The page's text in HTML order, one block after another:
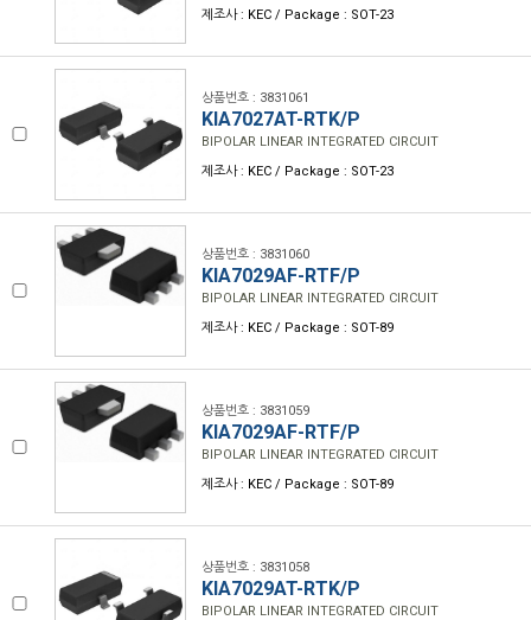
제조사 : KEC / Package : SOT-23
상품번호 : 3831061
KIA7027AT-RTK/P
BIPOLAR LINEAR INTEGRATED CIRCUIT
제조사 : KEC / Package : SOT-23
상품번호 : 3831060
KIA7029AF-RTF/P
BIPOLAR LINEAR INTEGRATED CIRCUIT
제조사 : KEC / Package : SOT-89
상품번호 : 3831059
KIA7029AF-RTF/P
BIPOLAR LINEAR INTEGRATED CIRCUIT
제조사 : KEC / Package : SOT-89
상품번호 : 3831058
KIA7029AT-RTK/P
BIPOLAR LINEAR INTEGRATED CIRCUIT